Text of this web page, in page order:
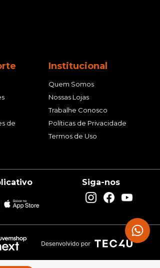
de
Institucional
Quem Somos
Nossas Lojas
Trabalhe Conosco
Políticas de Privacidade
Termos de Uso
Siga-nos